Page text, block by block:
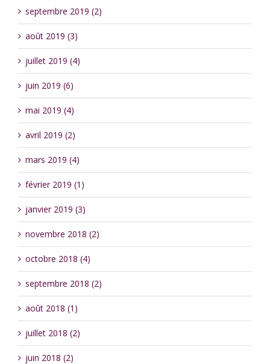
septembre 2019 (2)
août 2019 (3)
juillet 2019 (4)
juin 2019 (6)
mai 2019 (4)
avril 2019 (2)
mars 2019 (4)
février 2019 (1)
janvier 2019 (3)
novembre 2018 (2)
octobre 2018 (4)
septembre 2018 (2)
août 2018 (1)
juillet 2018 (2)
juin 2018 (2)